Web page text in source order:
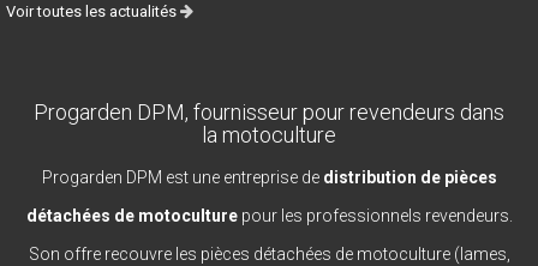
Voir toutes les actualités
Progarden DPM, fournisseur pour revendeurs dans
la motoculture
Progarden DPM est une entreprise de distribution de pièces
détachées de motoculturepour les professionnels revendeurs.
Son offre recouvre les pièces détachées de motoculture (lames,